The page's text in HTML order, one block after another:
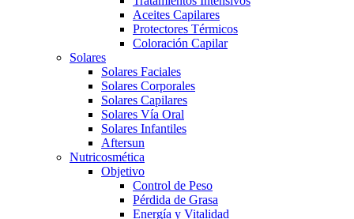
Aceites Capilares
Protectores Térmicos
Coloración Capilar
Solares
Solares Faciales
Solares Corporales
Solares Capilares
Solares Vía Oral
Solares Infantiles
Aftersun
Nutricosmética
Objetivo
Control de Peso
Pérdida de Grasa
Energía y Vitalidad